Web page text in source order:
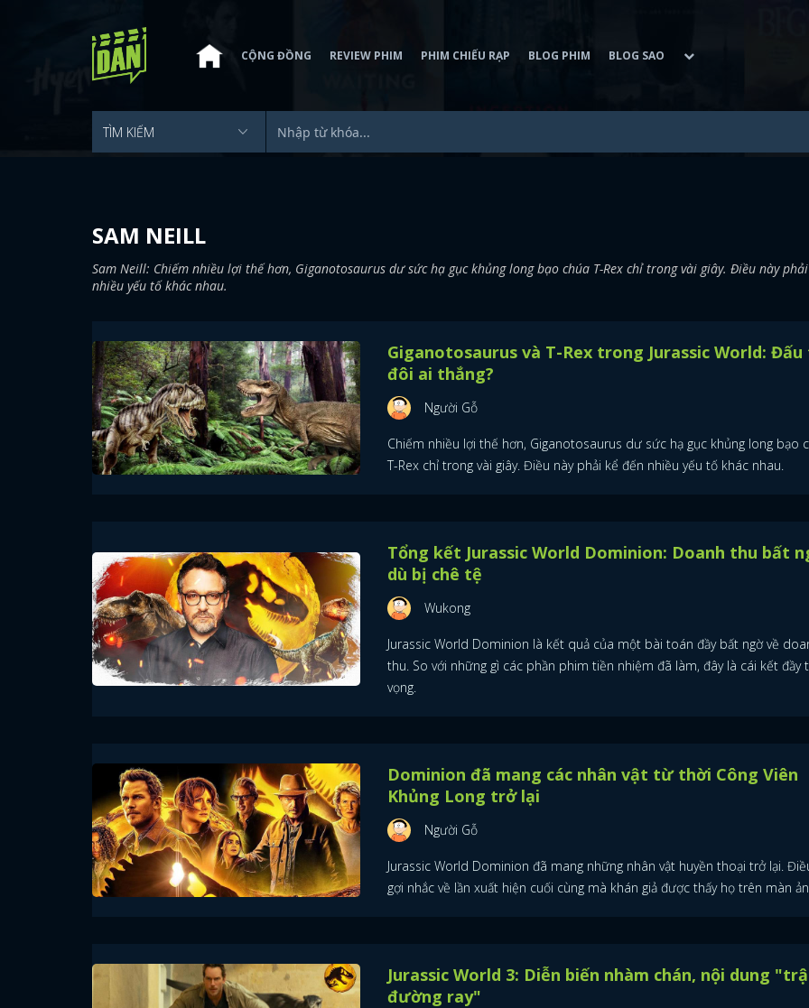
CỘNG ĐỒNG REVIEW PHIM PHIM CHIẾU RẠP BLOG PHIM BLOG SAO
SAM NEILL
Sam Neill: Chiếm nhiều lợi thế hơn, Giganotosaurus dư sức hạ gục khủng long bạo chúa T-Rex chỉ trong vài giây. Điều này
nhiều yếu tố khác nhau.
Giganotosaurus và T-Rex trong Jurassic World: Đấu
đôi ai thắng?
Người Gỗ
Chiếm nhiều lợi thế hơn, Giganotosaurus dư sức hạ gục khủng long bạo
T-Rex chỉ trong vài giây. Điều này phải kể đến nhiều yếu tố khác nhau.
Tổng kết Jurassic World Dominion: Doanh thu bất
dù bị chê tệ
Wukong
Jurassic World Dominion là kết quả của một bài toán đầy bất ngờ về
thu. So với những gì các phần phim tiền nhiệm đã làm, đây là cái kết đầy
vọng.
Dominion đã mang các nhân vật từ thời Công Viên
Khủng Long trở lại
Người Gỗ
Jurassic World Dominion đã mang những nhân vật huyền thoại trở lại.
gợi nhắc về lần xuất hiện cuối cùng mà khán giả được thấy họ trên màn
Jurassic World 3: Diễn biến nhàm chán, nội dung
đường ray"